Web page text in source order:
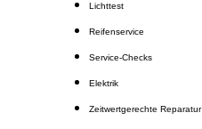
Lichttest
Reifenservice
Service-Checks
Elektrik
Zeitwertgerechte Reparatur